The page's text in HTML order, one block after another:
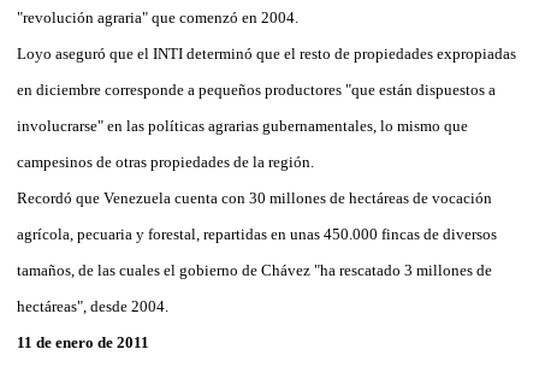
"revolución agraria" que comenzó en 2004.
Loyo aseguró que el INTI determinó que el resto de propiedades expropiadas
en diciembre corresponde a pequeños productores "que están dispuestos a
involucrarse" en las políticas agrarias gubernamentales, lo mismo que
campesinos de otras propiedades de la región.
Recordó que Venezuela cuenta con 30 millones de hectáreas de vocación
agrícola, pecuaria y forestal, repartidas en unas 450.000 fincas de diversos
tamaños, de las cuales el gobierno de Chávez "ha rescatado 3 millones de
hectáreas", desde 2004.
11 de enero de 2011